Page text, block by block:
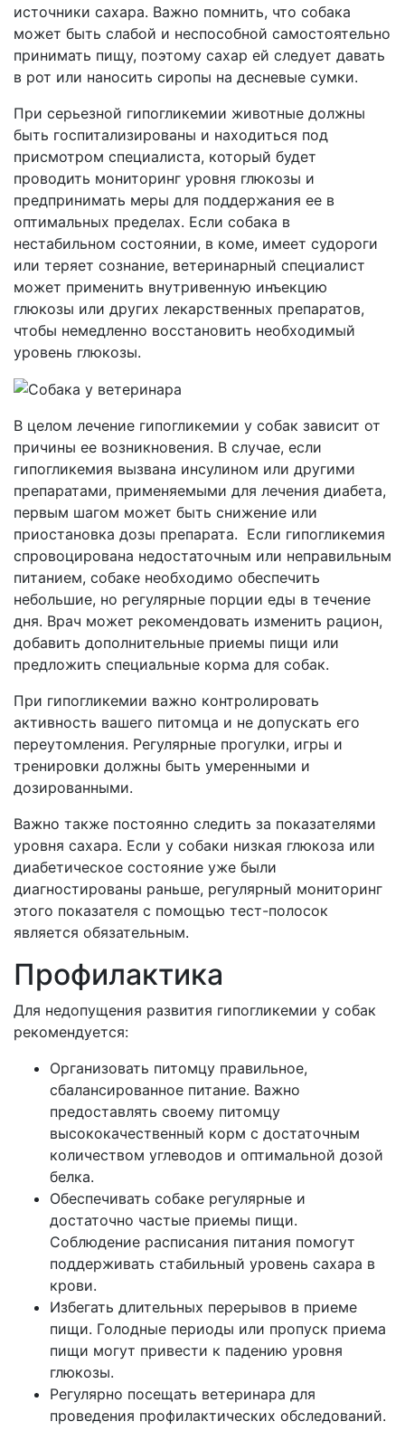
источники сахара. Важно помнить, что собака
может быть слабой и неспособной самостоятельно
принимать пищу, поэтому сахар ей следует давать
в рот или наносить сиропы на десневые сумки.
При серьезной гипогликемии животные должны
быть госпитализированы и находиться под
присмотром специалиста, который будет
проводить мониторинг уровня глюкозы и
предпринимать меры для поддержания ее в
оптимальных пределах. Если собака в
нестабильном состоянии, в коме, имеет судороги
или теряет сознание, ветеринарный специалист
может применить внутривенную инъекцию
глюкозы или других лекарственных препаратов,
чтобы немедленно восстановить необходимый
уровень глюкозы.
В целом лечение гипогликемии у собак зависит от
причины ее возникновения. В случае, если
гипогликемия вызвана инсулином или другими
препаратами, применяемыми для лечения диабета,
первым шагом может быть снижение или
приостановка дозы препарата. Если гипогликемия
спровоцирована недостаточным или неправильным
питанием, собаке необходимо обеспечить
небольшие, но регулярные порции еды в течение
дня. Врач может рекомендовать изменить рацион,
добавить дополнительные приемы пищи или
предложить специальные корма для собак.
При гипогликемии важно контролировать
активность вашего питомца и не допускать его
переутомления. Регулярные прогулки, игры и
тренировки должны быть умеренными и
дозированными.
Важно также постоянно следить за показателями
уровня сахара. Если у собаки низкая глюкоза или
диабетическое состояние уже были
диагностированы раньше, регулярный мониторинг
этого показателя с помощью тест-полосок
является обязательным.
Профилактика
Для недопущения развития гипогликемии у собак
рекомендуется:
Организовать питомцу правильное,
сбалансированное питание. Важно
предоставлять своему питомцу
высококачественный корм с достаточным
количеством углеводов и оптимальной дозой
белка.
Обеспечивать собаке регулярные и
достаточно частые приемы пищи.
Соблюдение расписания питания помогут
поддерживать стабильный уровень сахара в
крови.
Избегать длительных перерывов в приеме
пищи. Голодные периоды или пропуск приема
пищи могут привести к падению уровня
глюкозы.
Регулярно посещать ветеринара для
проведения профилактических обследований.